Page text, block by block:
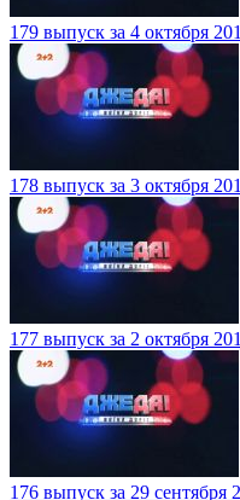
179 выпуск за 4 октября
178 выпуск за 3 октября
177 выпуск за 2 октября
176 выпуск за 29 сентября